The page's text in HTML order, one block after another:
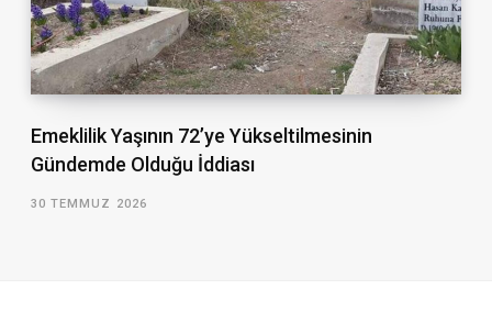
Emeklilik Yaşının 72’ye Yükseltilmesinin
Gündemde Olduğu İddiası
30 TEMMUZ 2026